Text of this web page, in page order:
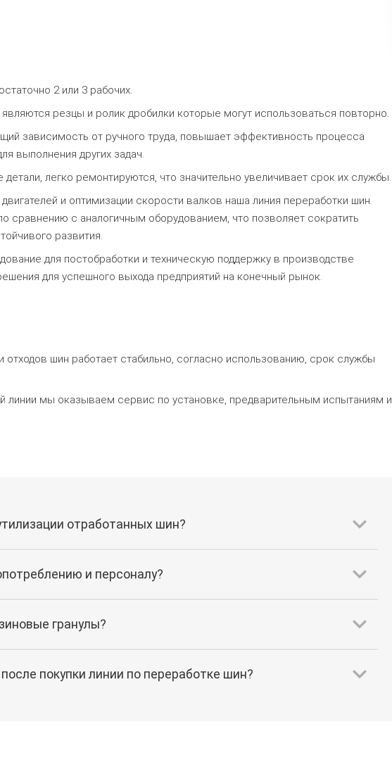
2 или 3 рабочих.
резцы и ролик дробилки которые могут использоваться повторно.
зависимость от ручного труда, повышает эффективность процесса
выполнения других задач.
легко ремонтируются, что значительно увеличивает срок их службы.
и оптимизации скорости валков наша линия переработки шин
сравнению с аналогичным оборудованием, что позволяет сократить
развития.
для постобработки и техническую поддержку в производстве
для успешного выхода предприятий на конечный рынок.
шин работает стабильно, согласно использованию, срок службы
линии мы оказываем сервис по установке, предварительным испытаниям и
отработанных шин?
и персоналу?
гранулы?
покупки линии по переработке шин?